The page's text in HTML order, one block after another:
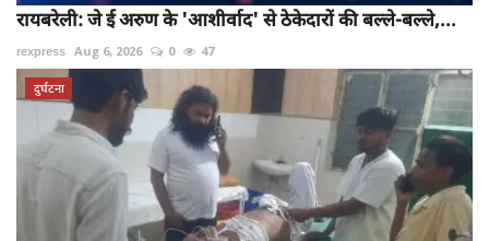
रायबरेली: जे ई अरुण के 'आशीर्वाद' से ठेकेदारों की बल्ले-बल्ले,...
rexpress Aug 6, 2026 0 47
दुर्घटना